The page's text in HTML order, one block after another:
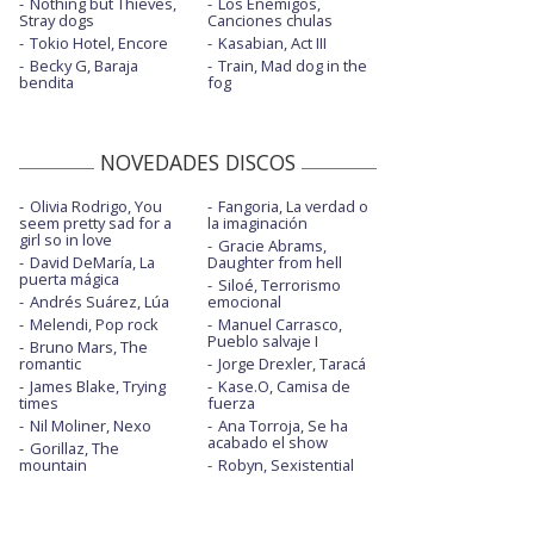
Stray dogs
Tokio Hotel, Encore
Becky G, Baraja
bendita
Canciones chulas
Kasabian, Act III
Train, Mad dog in the
fog
NOVEDADES DISCOS
Olivia Rodrigo, You
seem pretty sad for a
girl so in love
David DeMaría, La
puerta mágica
Andrés Suárez, Lúa
Melendi, Pop rock
Bruno Mars, The
romantic
James Blake, Trying
times
Nil Moliner, Nexo
Gorillaz, The
mountain
Fangoria, La verdad o
la imaginación
Gracie Abrams,
Daughter from hell
Siloé, Terrorismo
emocional
Manuel Carrasco,
Pueblo salvaje I
Jorge Drexler, Taracá
Kase.O, Camisa de
fuerza
Ana Torroja, Se ha
acabado el show
Robyn, Sexistential